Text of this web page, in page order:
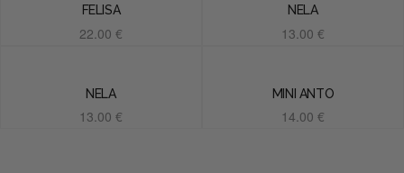
FELISA
22.00 €
NELA
13.00 €
NELA
13.00 €
MINI ANTO
14.00 €